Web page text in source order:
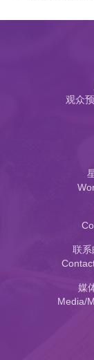
观众
联
媒
Media/